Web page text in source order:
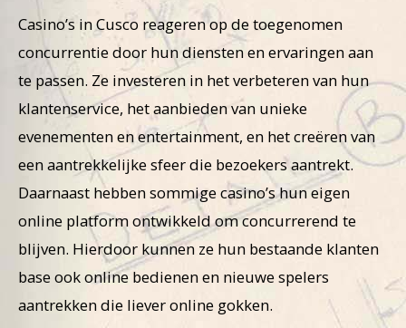
Casino’s in Cusco reageren op de toegenomen
concurrentie door hun diensten en ervaringen aan
te passen. Ze investeren in het verbeteren van hun
klantenservice, het aanbieden van unieke
evenementen en entertainment, en het creëren van
een aantrekkelijke sfeer die bezoekers aantrekt.
Daarnaast hebben sommige casino’s hun eigen
online platform ontwikkeld om concurrerend te
blijven. Hierdoor kunnen ze hun bestaande klanten
base ook online bedienen en nieuwe spelers
aantrekken die liever online gokken.